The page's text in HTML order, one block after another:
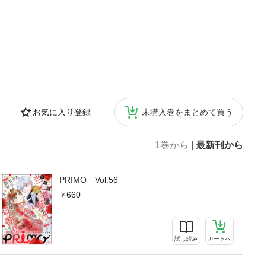
お気に入り登録 未購入巻をまとめて買う
1巻から 最新刊から
PRIMO Vol.56
660
試し読み カートへ
主には、あ